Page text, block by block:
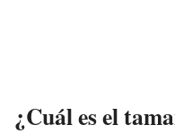
¿Cuál es el